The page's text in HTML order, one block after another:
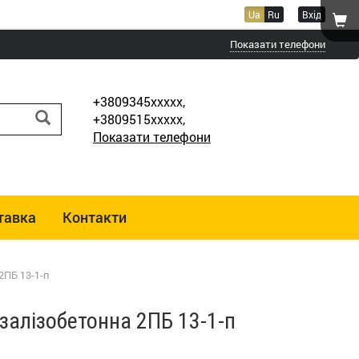
Ua Ru Вхід
Показати телефони
+3809345xxxxx,
+3809515xxxxx,
Показати телефони
Контакти
13-1-п
2ПБ 13-1-п